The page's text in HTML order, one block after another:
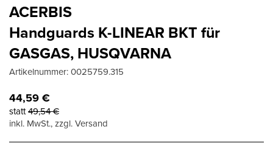
ACERBIS
Handguards K-LINEAR BKT für
GASGAS, HUSQVARNA
Artikelnummer:0025759.315
44,59€
statt49,54€
inkl. MwSt., zzgl. Versand